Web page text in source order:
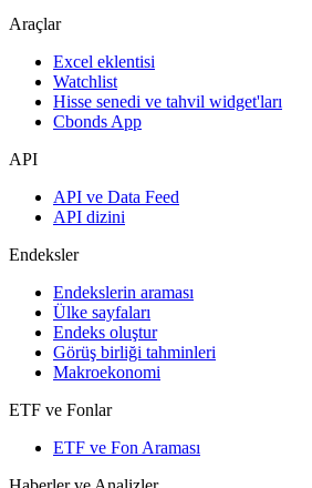
Araçlar
Excel eklentisi
Watchlist
Hisse senedi ve tahvil widget'ları
Cbonds App
API
API ve Data Feed
API dizini
Endeksler
Endekslerin araması
Ülke sayfaları
Endeks oluştur
Görüş birliği tahminleri
Makroekonomi
ETF ve Fonlar
ETF ve Fon Araması